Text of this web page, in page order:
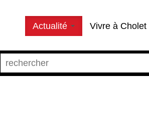
Actualité Vivre à Cholet